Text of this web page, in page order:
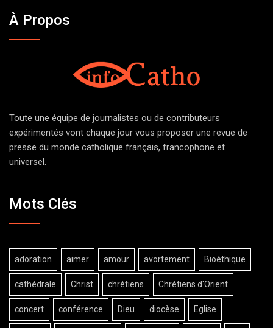
À Propos
Toute une équipe de journalistes ou de contributeurs
expérimentés vont chaque jour vous proposer une revue de
presse du monde catholique français, francophone et
universel.
Mots Clés
adoration aimer amour avortement Bioéthique
cathédrale Christ chrétiens Chrétiens d'Orient
concert conférence Dieu diocèse Eglise